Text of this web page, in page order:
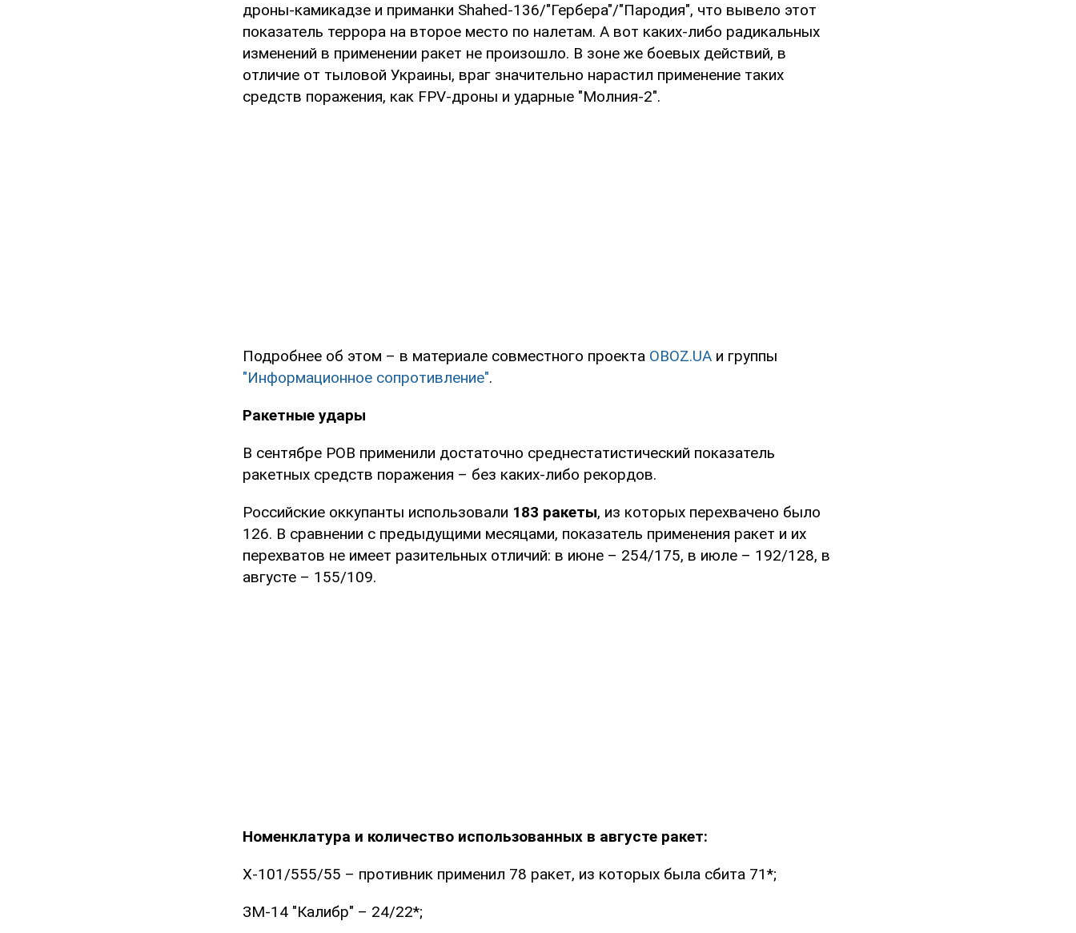
дроны-камикадзе и приманки Shahed-136/"Гербера"/"Пародия", что вывело этот
показатель террора на второе место по налетам. А вот каких-либо радикальных
изменений в применении ракет не произошло. В зоне же боевых действий, в
отличие от тыловой Украины, враг значительно нарастил применение таких
средств поражения, как FPV-дроны и ударные "Молния-2".
Подробнее об этом – в материале совместного проекта OBOZ.UA и группы
"Информационное сопротивление".
Ракетные удары
В сентябре РОВ применили достаточно среднестатистический показатель
ракетных средств поражения – без каких-либо рекордов.
Российские оккупанты использовали 183 ракеты, из которых перехвачено было
126. В сравнении с предыдущими месяцами, показатель применения ракет и их
перехватов не имеет разительных отличий: в июне – 254/175, в июле – 192/128, в
августе – 155/109.
Номенклатура и количество использованных в августе ракет:
Х-101/555/55 – противник применил 78 ракет, из которых была сбита 71*;
ЗМ-14 "Калибр" – 24/22*;